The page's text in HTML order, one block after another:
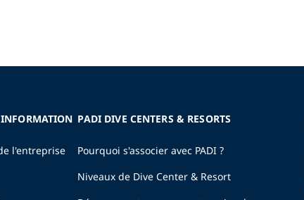
INFORMATION
l'entreprise
PADI DIVE CENTERS & RESORTS
Pourquoi s'associer avec PADI ?
Niveaux de Dive Center & Resort